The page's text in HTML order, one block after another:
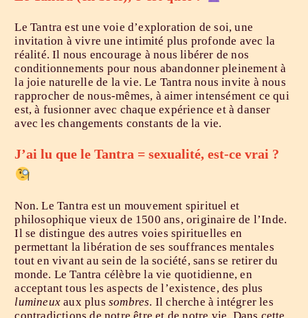
Le Tantra est une voie d’exploration de soi, une
invitation à vivre une intimité plus profonde avec la
réalité. Il nous encourage à nous libérer de nos
conditionnements pour nous abandonner pleinement à
la joie naturelle de la vie. Le Tantra nous invite à nous
rapprocher de nous-mêmes, à aimer intensément ce qui
est, à fusionner avec chaque expérience et à danser
avec les changements constants de la vie.
​J’ai lu que le Tantra = sexualité, est-ce vrai ?
Non. Le Tantra est un mouvement spirituel et
philosophique vieux de 1500 ans, originaire de l’Inde.
Il se distingue des autres voies spirituelles en
permettant la libération de ses souffrances mentales
tout en vivant au sein de la société, sans se retirer du
monde. Le Tantra célèbre la vie quotidienne, en
acceptant tous les aspects de l’existence, des plus
lumineux aux plussombres. Il cherche à intégrer les
contradictions de notre être et de notre vie. Dans cette